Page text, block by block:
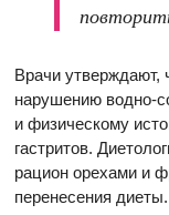
Врачи утверждают,
нарушению водно-
и физическому
гастритов.
рацион орехами и
перенесения диеты.